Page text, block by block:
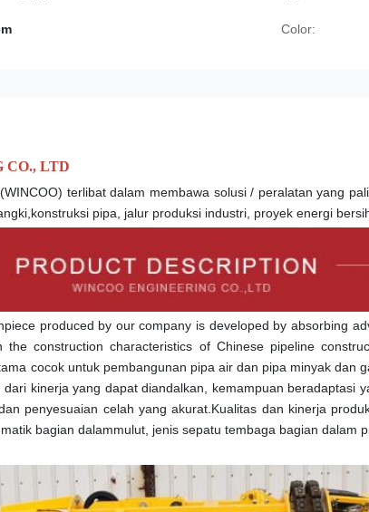
Color:
CO., LTD
terlibat dalam membawa solusi / peralatan yang
pipa, jalur produksi industri, proyek energi
produced by our company is developed by absorbing
the construction characteristics of Chinese pipeline
cocok untuk pembangunan pipa air dan pipa minyak dan
kinerja yang dapat diandalkan, kemampuan beradaptasi
penyesuaian celah yang akurat.Kualitas dan kinerja
bagian dalammulut , jenis sepatu tembaga bagian dalam